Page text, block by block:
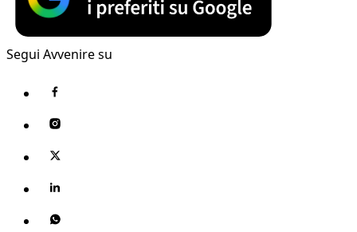
Segui Avvenire su